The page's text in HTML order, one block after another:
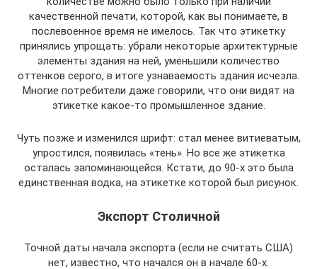
качественной печати, которой, как вы понимаете, в
послевоенное время не имелось. Так что этикетку
принялись упрощать: убрали некоторые архитектурные
элементы здания на ней, уменьшили количество
оттенков серого, в итоге узнаваемость здания исчезла.
Многие потребители даже говорили, что они видят на
этикетке какое-то промышленное здание.
Чуть позже и изменился шрифт: стал менее витиеватым,
упростился, появилась «тень». Но все же этикетка
осталась запоминающейся. Кстати, до 90-х это была
единственная водка, на этикетке которой был рисунок.
Экспорт Столичной
Точной даты начала экспорта (если не считать США)
нет, известно, что начался он в начале 60-х.